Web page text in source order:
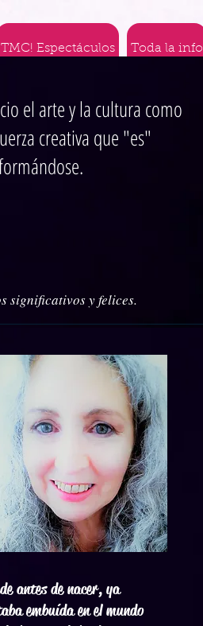
TMC! Espectáculos Toda la info
el arte y la cultura como
creativa que "es"
significativos y felices.
antes de nacer, ya
embuída en el mundo